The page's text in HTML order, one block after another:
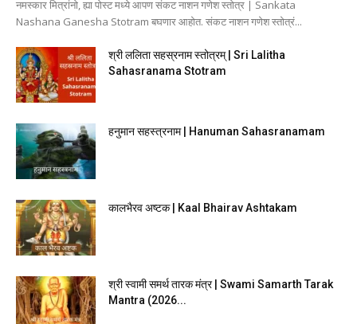
नमस्कार मित्रांनो, ह्या पोस्ट मध्ये आपण संकट नाशन गणेश स्तोत्र | Sankata
Nashana Ganesha Stotram बघणार आहोत. संकट नाशन गणेश स्तोत्रं...
श्री ललिता सहस्रनाम स्तोत्रम् | Sri Lalitha
Sahasranama Stotram
हनुमान सहस्त्रनाम | Hanuman Sahasranamam
कालभैरव अष्टक | Kaal Bhairav Ashtakam
श्री स्वामी समर्थ तारक मंत्र | Swami Samarth Tarak
Mantra (2026...